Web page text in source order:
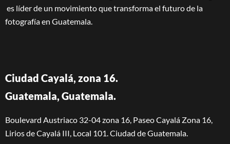
es líder de un movimiento que transforma el futuro de la
fotografía en Guatemala.
Ciudad Cayalá, zona 16.
Guatemala, Guatemala.
Boulevard Austriaco 32-04 zona 16, Paseo Cayalá Zona 16,
Lirios de Cayalá III, Local 101. Ciudad de Guatemala.